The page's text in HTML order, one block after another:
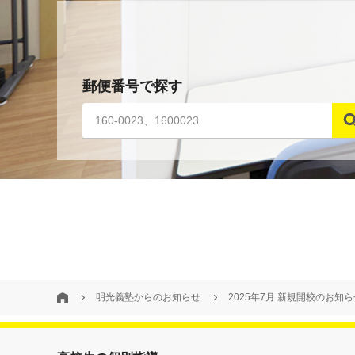
郵便番号で探す
明光義塾からのお知らせ 2025年7月 新規開校のお知